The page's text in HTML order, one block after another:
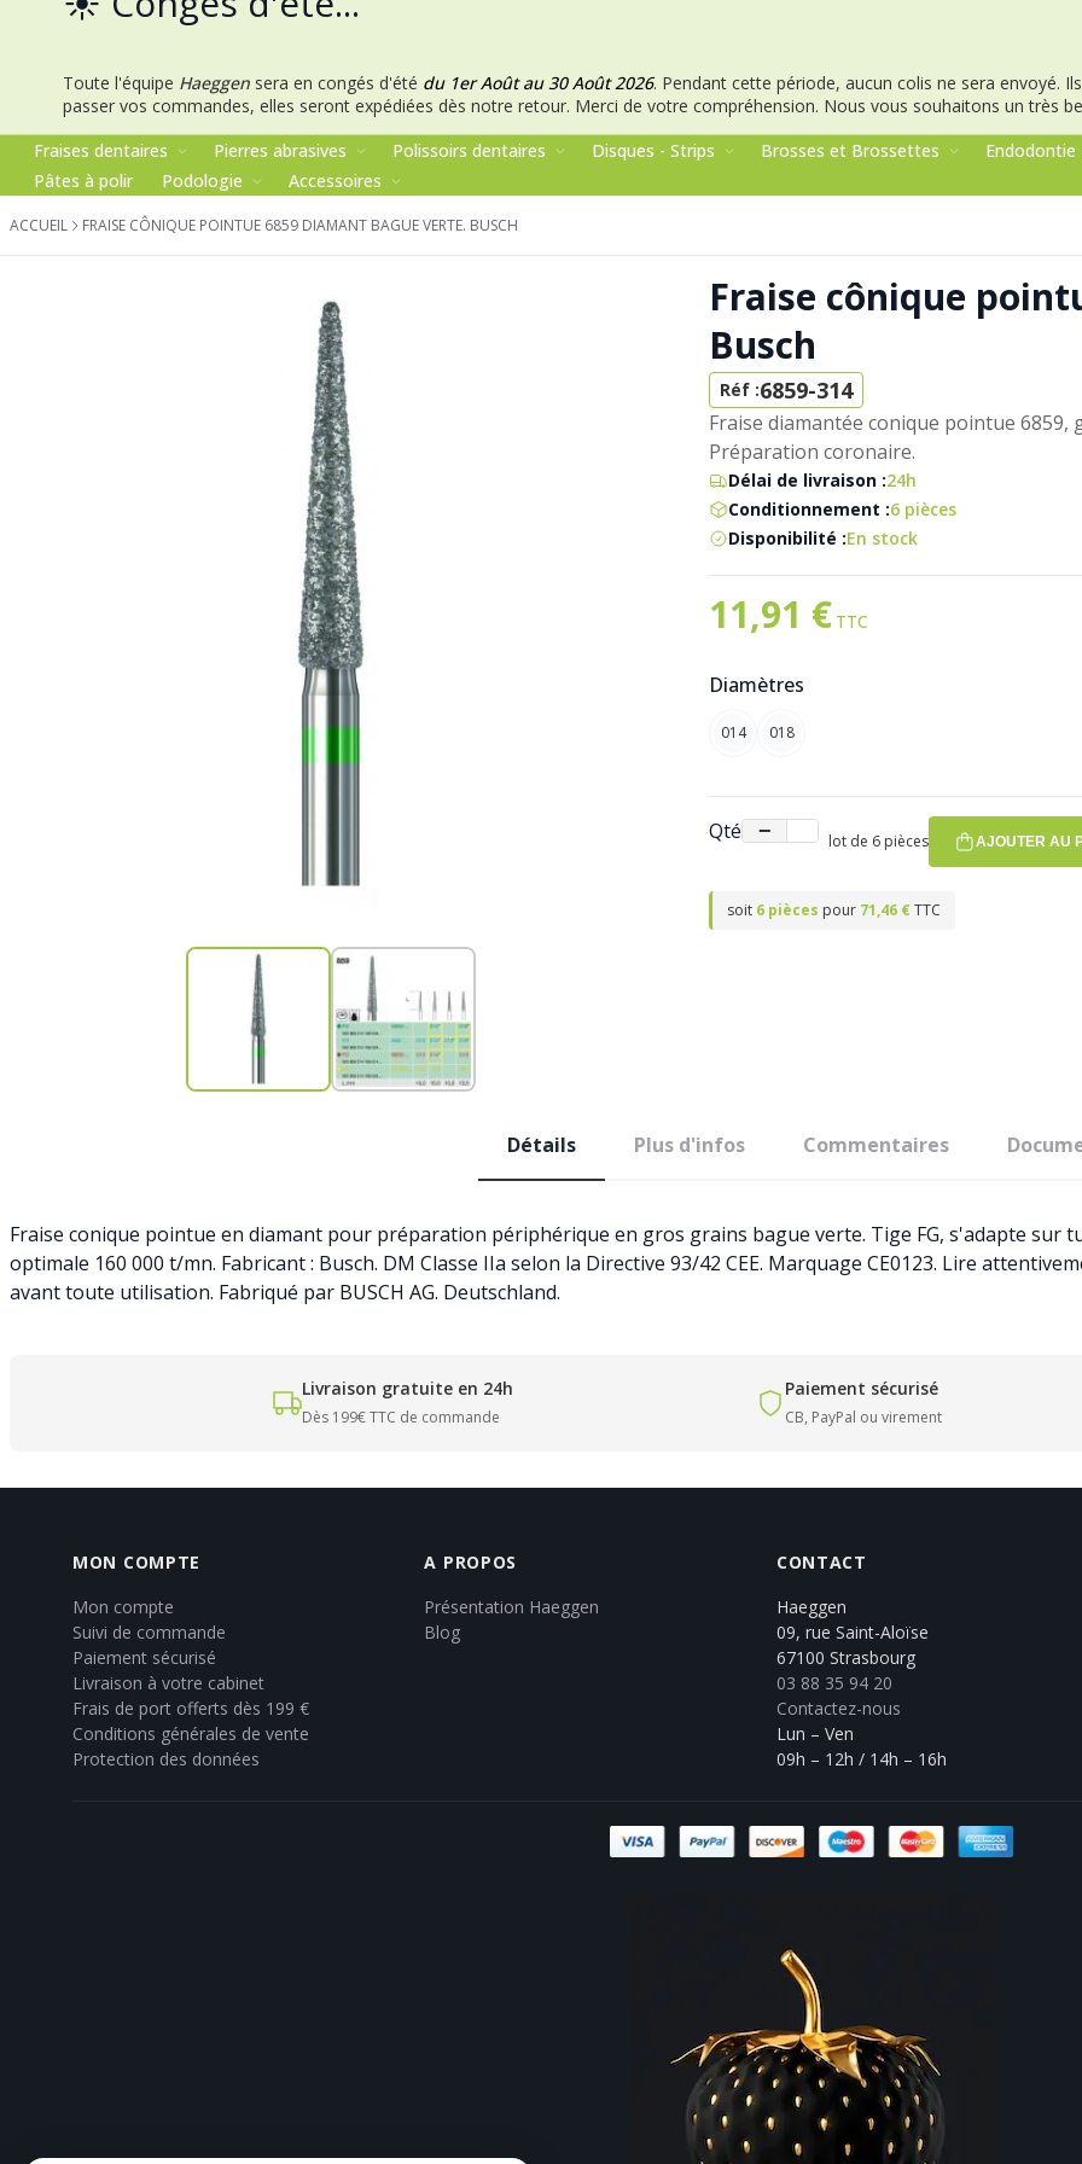
Toute l'équipe Haeggen sera en congés d'été du 1er Août au 30 Août 2026. Pendant cette période, aucun colis ne sera envoyé.
passer vos commandes, elles seront expédiées dès notre retour. Merci de votre compréhension. Nous vous souhaitons un très
Fraises dentaires Pierres abrasives Polissoirs dentaires Disques - Strips Brosses et Brossettes Endodontie
Pâtes à polir
Podologie Accessoires
ACCUEIL FRAISE CÔNIQUE POINTUE 6859 DIAMANT BAGUE VERTE. BUSCH
Fraise cônique
Busch
Réf :6859-314
Fraise diamantée conique pointue
Préparation coronaire.
Délai de livraison :24h
Conditionnement :6 pièces
Disponibilité :En stock
11,91 €
Diamètres
014 018
Qté − +
lot de 6 pièces AJOUTER AU
soit 6 pièces pour 71,46 €TTC
Détails
Fraise conique pointue en diamant pour préparation périphérique en gros grains bague verte. Tige FG, s'adapte sur
optimale 160 000 t/mn. Fabricant : Busch. DM Classe IIa selon la Directive 93/42 CEE. Marquage CE0123. Lire
avant toute utilisation. Fabriqué par BUSCH AG. Deutschland.
Plus d'infos Commentaires
Livraison gratuite en 24h
Dès 199€ TTC de commande
Paiement sécurisé
CB, PayPal ou virement
MON COMPTE
Mon compte
Suivi de commande
Paiement sécurisé
Livraison à votre cabinet
Frais de port offerts dès 199 €
Conditions générales de vente
Protection des données
A PROPOS
Présentation Haeggen
Blog
CONTACT
Haeggen
09, rue Saint-Aloïse
67100 Strasbourg
03 88 35 94 20
Contactez-nous
Lun – Ven
09h – 12h / 14h – 16h